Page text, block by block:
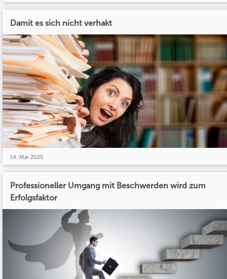
Damit es sich nicht verhakt
14. Mai 2025
Professioneller Umgang mit Beschwerden wird zum
Erfolgsfaktor